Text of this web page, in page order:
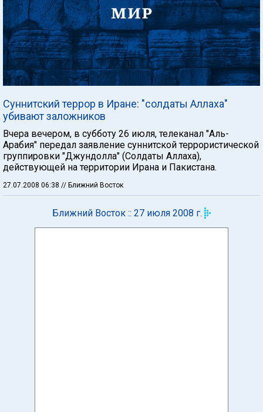
Суннитский террор в Иране: "солдаты Аллаха"
убивают заложников
Вчера вечером, в субботу 26 июля, телеканал "Аль-
Арабия" передал заявление суннитской террористической
группировки "Джундолла" (Солдаты Аллаха),
действующей на территории Ирана и Пакистана.
27.07.2008 06:38 // Ближний Восток
Ближний Восток :: 27 июля 2008 г.